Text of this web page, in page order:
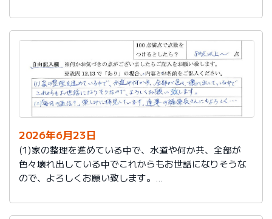
2026年6月23日
(1)家の整理を進めている中で、水道や何か共、全部が
色々壊れ出している中でこれからもお世話になりそうな
ので、よろしくお願い致します。
集長さんにもよろしく…